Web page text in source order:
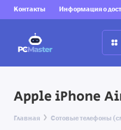
Контакты Информация о
Apple iPhone
Главная Сотовые телефоны